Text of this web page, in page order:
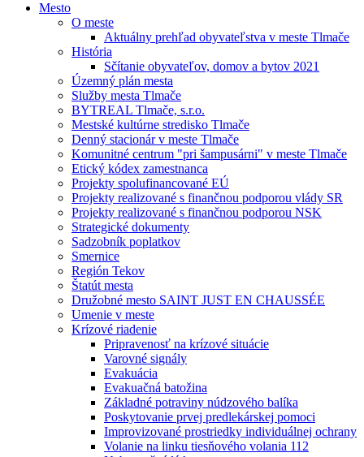
Mesto
O meste
Aktuálny prehľad obyvateľstva v meste Tlmače
História
Sčítanie obyvateľov, domov a bytov 2021
Územný plán mesta
Služby mesta Tlmače
BYTREAL Tlmače, s.r.o.
Mestské kultúrne stredisko Tlmače
Denný stacionár v meste Tlmače
Komunitné centrum "pri šampusárni" v meste Tlmače
Etický kódex zamestnanca
Projekty spolufinancované EÚ
Projekty realizované s finančnou podporou vlády SR
Projekty realizované s finančnou podporou NSK
Strategické dokumenty
Sadzobník poplatkov
Smernice
Región Tekov
Štatút mesta
Družobné mesto SAINT JUST EN CHAUSSÉE
Umenie v meste
Krízové riadenie
Pripravenosť na krízové situácie
Varovné signály
Evakuácia
Evakuačná batožina
Základné potraviny núdzového balíka
Poskytovanie prvej predlekárskej pomoci
Improvizované prostriedky individuálnej ochrany
Volanie na linku tiesňového volania 112